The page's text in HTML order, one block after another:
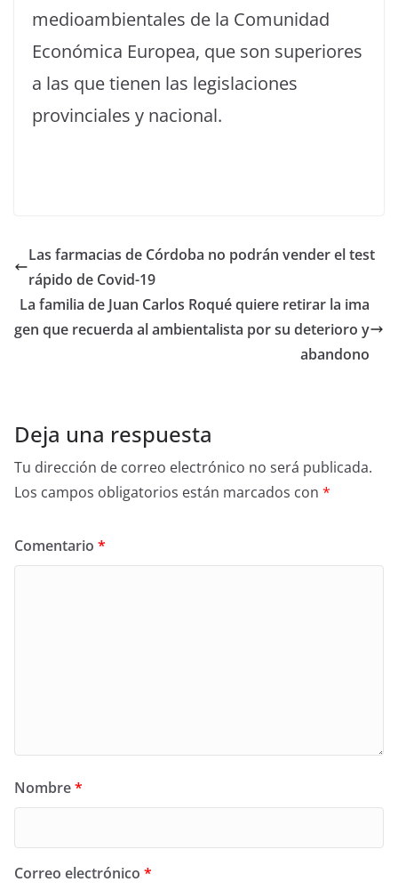
medioambientales de la Comunidad
Económica Europea, que son superiores
a las que tienen las legislaciones
provinciales y nacional.
Las farmacias de Córdoba no podrán vender el test
rápido de Covid-19
La familia de Juan Carlos Roqué quiere retirar la ima
gen que recuerda al ambientalista por su deterioro y
abandono
Deja una respuesta
Tu dirección de correo electrónico no será publicada.
Los campos obligatorios están marcados con *
Comentario *
Nombre*
Correo electrónico *